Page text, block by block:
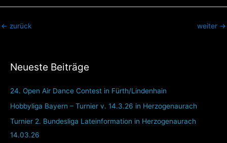
Neueste Beiträge
24. Open Air Dance Contest in Fürth/Lindenhain
Hobbyliga Bayern – Turnier v. 14.3.26 in Herzogenaurach
Turnier 2. Bundesliga Lateinformation in Herzogenaurach
14.03.26
← zurück weiter →